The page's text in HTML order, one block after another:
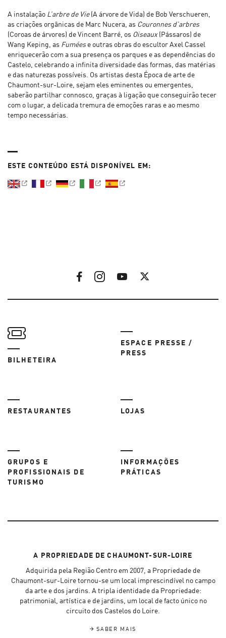
A instalação L’arbre de Vie(A árvore de Vida) de Bob Verschueren,
as criações orgânicas de Marc Nucera, as Couronnes d’arbres
(Coroas de árvores) de Vincent Barré, os Oiseaux (Pássaros) de
Wang Keping, as Fuméese outras obras do escultor Axel Cassel
enriquecerão com a sua presença os parques e as dependências do
Castelo, celebrando a infinita diversidade das formas, das matérias
e das naturezas possíveis. Os artistas desta Época de arte de
Chaumont-sur-Loire, sejam eles eminentes ou emergentes,
saberão partilhar connosco, graças à ligação que conseguirão tecer
com o lugar, a delicada tremura de emoções raras e ao mesmo
tempo necessárias.
ESTE CONTEÚDO ESTÁ DISPONÍVEL EM:
BILHETEIRA
ESPACE PRESSE /
PRESS
RESTAURANTES LOJAS
GRUPOS E
PROFISSIONAIS DE
TURISMO
INFORMAÇÕES
PRÁTICAS
A PROPRIEDADE DE CHAUMONT-SUR-LOIRE
Adquirida pela Região Centro em 2007, a Propriedade de
Chaumont-sur-Loire tornou-se um local imprescindível no campo
da arte e dos jardins. A tripla identidade da Propriedade:
patrimonial, artística e de jardins, um local de facto único no
circuito dos Castelos do Loire.
SABER MAIS